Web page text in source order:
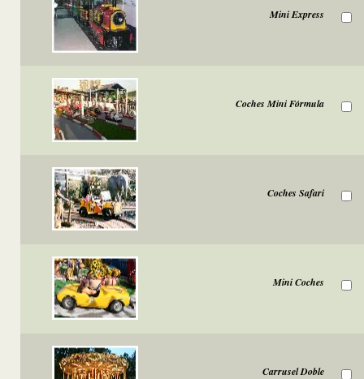
Mini Express
Coches Mini Fórmula
Coches Safari
Mini Coches
Carrusel Doble